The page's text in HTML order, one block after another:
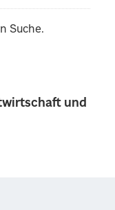
und
Suche.